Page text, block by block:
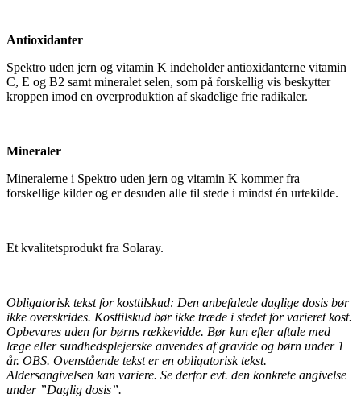
Antioxidanter
Spektro uden jern og vitamin K indeholder antioxidanterne vitamin
C, E og B2 samt mineralet selen, som på forskellig vis beskytter
kroppen imod en overproduktion af skadelige frie radikaler.
Mineraler
Mineralerne i Spektro uden jern og vitamin K kommer fra
forskellige kilder og er desuden alle til stede i mindst én urtekilde.
Et kvalitetsprodukt fra Solaray.
Obligatorisk tekst for kosttilskud: Den anbefalede daglige dosis bør
ikke overskrides. Kosttilskud bør ikke træde i stedet for varieret kost.
Opbevares uden for børns rækkevidde. Bør kun efter aftale med
læge eller sundhedsplejerske anvendes af gravide og børn under 1
år. OBS. Ovenstående tekst er en obligatorisk tekst.
Aldersangivelsen kan variere. Se derfor evt. den konkrete angivelse
under ”Daglig dosis”.